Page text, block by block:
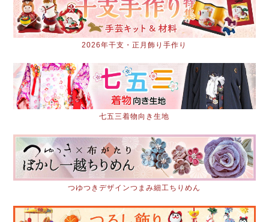
2026年干支・正月飾り手作り
七五三着物向き生地
つゆつきデザインつまみ細工ちりめん